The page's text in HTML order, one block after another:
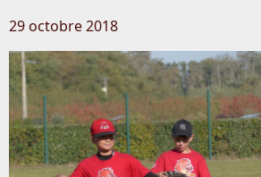
29 octobre 2018